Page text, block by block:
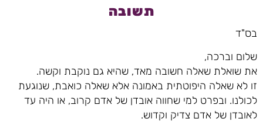
תשובה
בס"ד
שלום וברכה,
את שואלת שאלה חשובה מאד, שהיא גם נוקבת וקשה.
זו לא שאלה היפוטתית באמונה אלא שאלה כואבת, שנוגעת
לכולנו. ובפרט למי שחווה אובדן של אדם קרוב, או היה עד
לאובדן של אדם צדיק וקדוש.